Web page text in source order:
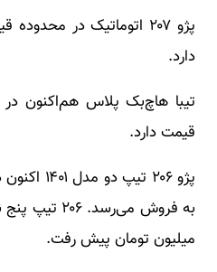
دارد.
قیمت دارد.
میلیون تومان پیش رفت.